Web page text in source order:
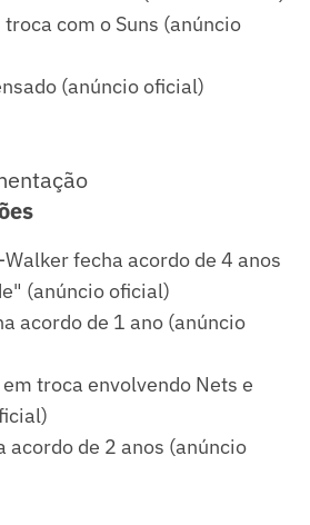
com o Suns (anúncio
(anúncio oficial)
fecha acordo de 4 anos
(anúncio oficial)
acordo de 1 ano (anúncio
troca envolvendo Nets e
acordo de 2 anos (anúncio